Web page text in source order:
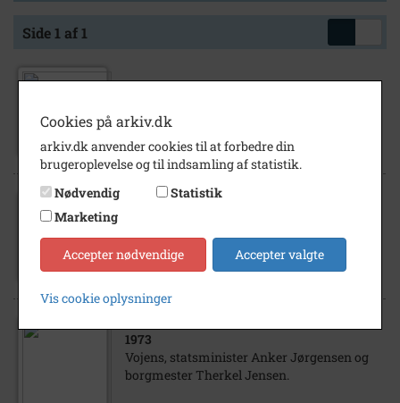
Side 1 af 1
Vojens Statsbanestationens perronside.
Vojens. Ishockeykamp, VIK - KSF
1973
Vojens, statsminister Anker Jørgensen og
borgmester Therkel Jensen.
Cookies på arkiv.dk
arkiv.dk anvender cookies til at forbedre din
brugeroplevelse og til indsamling af statistik.
Nødvendig
Statistik
Marketing
Accepter nødvendige Accepter valgte
Vis cookie oplysninger